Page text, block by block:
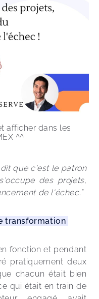
afficher dans les
^^
que c'est le patron
des projets,
de l'échec.”
transformation
fonction et pendant
pratiquement deux
chacun était bien
qui était en train de